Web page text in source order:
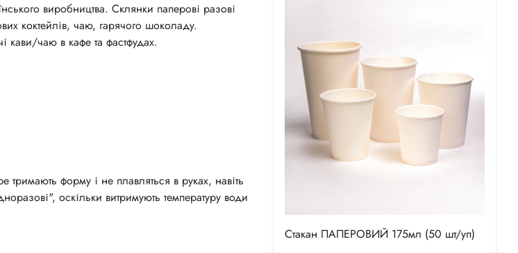
виробництва. Склянки паперові разові
коктейлів, чаю, гарячого шоколаду.
кави/чаю в кафе та фастфудах.
форму і не плавляться в руках, навіть
оскільки витримують температуру води
Стакан ПАПЕРОВИЙ 175мл (50 шт/уп)